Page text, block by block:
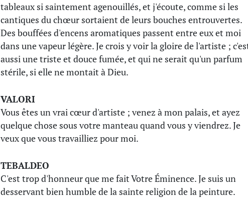
tableaux si saintement agenouillés, et j'écoute, comme si les
cantiques du chœur sortaient de leurs bouches entrouvertes.
Des bouffées d'encens aromatiques passent entre eux et moi
dans une vapeur légère. Je crois y voir la gloire de l'artiste ;
aussi une triste et douce fumée, et qui ne serait qu'un parfum
stérile, si elle ne montait à Dieu.
VALORI
Vous êtes un vrai cœur d'artiste ; venez à mon palais, et ayez
quelque chose sous votre manteau quand vous y viendrez. Je
veux que vous travailliez pour moi.
TEBALDEO
C'est trop d'honneur que me fait Votre Éminence. Je suis un
desservant bien humble de la sainte religion de la peinture.